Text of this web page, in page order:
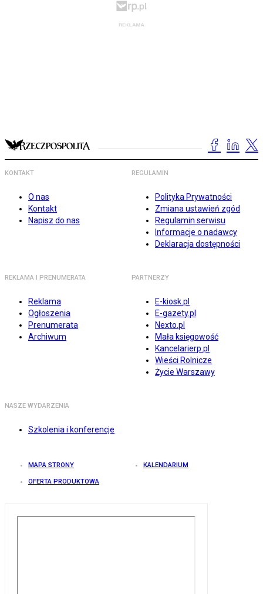
KONTAKT
O nas
Kontakt
Napisz do nas
REGULAMIN
Polityka Prywatności
Zmiana ustawień zgód
Regulamin serwisu
Informacje o nadawcy
Deklaracja dostępności
REKLAMA I PRENUMERATA
Reklama
Ogłoszenia
Prenumerata
Archiwum
PARTNERZY
E-kiosk.pl
E-gazety.pl
Nexto.pl
Mała księgowość
Kancelarierp.pl
Wieści Rolnicze
Życie Warszawy
NASZE WYDARZENIA
Szkolenia i konferencje
MAPA STRONY KALENDARIUM
OFERTA PRODUKTOWA